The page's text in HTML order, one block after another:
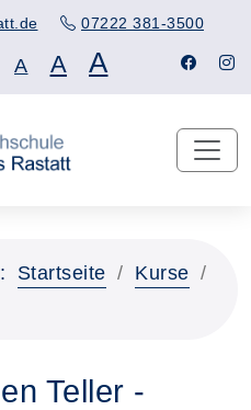
07222 381-3500
A A A
Startseite
Kurse
Teller -